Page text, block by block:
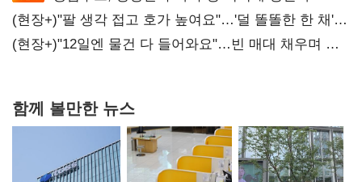
(현장+)"팔 생각 접고 호가 높여요"…'덜 똘똘한 한 채'
20억 키맞추기
(현장+)"12일엔 물건 다 들어와요"…빈 매대 채우며 문
함께 볼만한 뉴스